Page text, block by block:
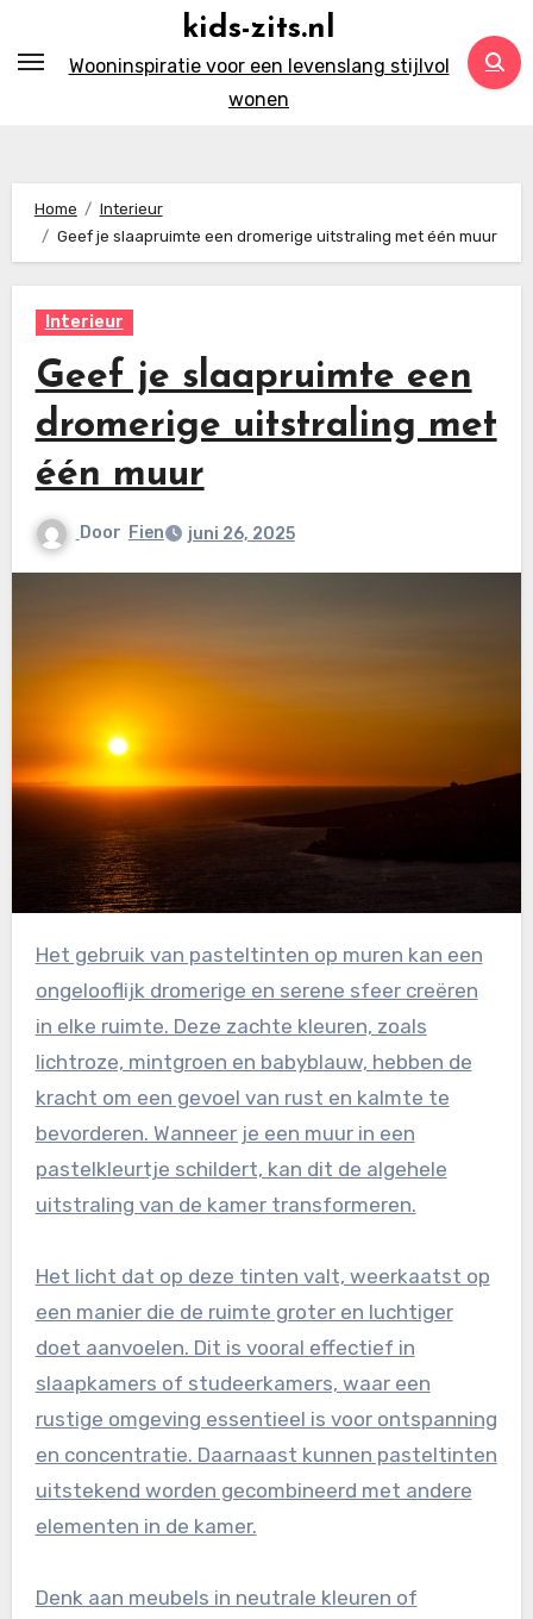
naar
kids-zits.nl
Wooninspiratie voor een levenslang stijlvol
wonen
Home
Interieur
Geef je slaapruimte een dromerige uitstraling met één muur
Interieur
Geef je slaapruimte een
dromerige uitstraling met
één muur
Door Fien juni 26, 2025
Het gebruik van pasteltinten op muren kan een
ongelooflijk dromerige en serene sfeer creëren
in elke ruimte. Deze zachte kleuren, zoals
lichtroze, mintgroen en babyblauw, hebben de
kracht om een gevoel van rust en kalmte te
bevorderen. Wanneer je een muur in een
pastelkleurtje schildert, kan dit de algehele
uitstraling van de kamer transformeren.
Het licht dat op deze tinten valt, weerkaatst op
een manier die de ruimte groter en luchtiger
doet aanvoelen. Dit is vooral effectief in
slaapkamers of studeerkamers, waar een
rustige omgeving essentieel is voor ontspanning
en concentratie. Daarnaast kunnen pasteltinten
uitstekend worden gecombineerd met andere
elementen in de kamer.
Denk aan meubels in neutrale kleuren of